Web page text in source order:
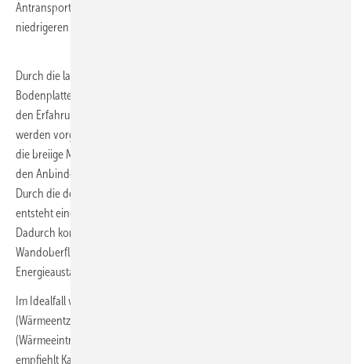
Antransport von Aushub und Materialien sowie den dadurch
niedrigeren Energieaufwand rund 42 % an CO
Durch die langjährige Erfahrung von Bauer mit thermisch aktivierten
Bodenplatten und Energiepfählen lag es nahe, dieses Know-how mit
den Erfahrungen der Mixed-in-Place-Wand zu verbinden. Dazu
werden vorgefertigte Stahlträger mit eingelegten Erdwärmesonden in
die breiige Masse aus Zement, Erde und Wasser eingerüttelt und mit
den Anbindeleitungen auf der Sauberkeitsschicht verbunden (
Durch die deutlich profilierte Oberfläche der Mixed-in-Place-Wand
entsteht eine kleinteilige Verzahnung mit dem umgebenden Erdreich.
Dadurch komme es zu einer signifikanten Vergrößerung der
Wandoberfläche und damit zu einem sehr effizienten
Energieaustausch, so Holger Kaiser von Bauer Ressources.
Im Idealfall werden die Mixed-in-Place-Wände sowohl für den Heizfall
(Wärmeentzug aus dem Erdreich) als auch zur Raumkühlung
(Wärmeeintrag in das Erdreich) genutzt. Bei reinem Heizbetrieb
empfiehlt Kaiser die Regeneration des Erdreichs mittels thermischer